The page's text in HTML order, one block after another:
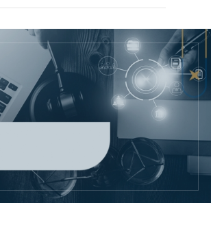
Zênite in Company
Diferenciais
Receba por RSS
Av. Sete de Setembro, 4698
80240-000
Telefone (41) 2109-8666